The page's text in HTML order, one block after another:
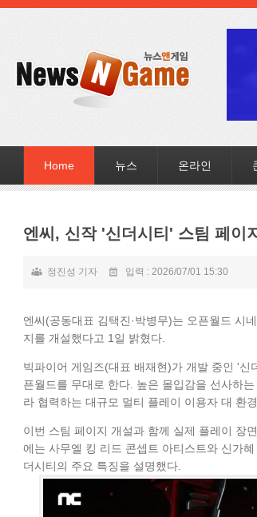
Home 뉴스 온라인
엔씨, 신작 '신더시티' 스팀 페이
정진성 기자 입력 : 2026/07/01 15:30
엔씨(공동대표 김택진·박병무)는 오픈월드 시
지를 개설했다고 1일 밝혔다.
빅파이어 게임즈(대표 배재현)가 개발 중인 '
픈월드를 무대로 한다. 높은 몰입감을 선사하
라 협력하는 대규모 멀티 플레이 이용자 대 환
이번 스팀 페이지 개설과 함께 실제 플레이 장
에는 사무엘 킹 리드 콘셉트 아티스트와 신가
더시티의 주요 특징을 설명했다.